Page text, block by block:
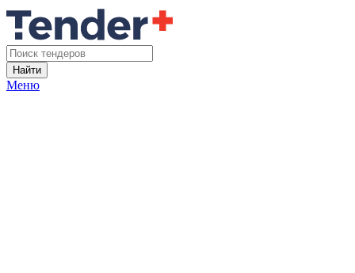
Найти
Меню